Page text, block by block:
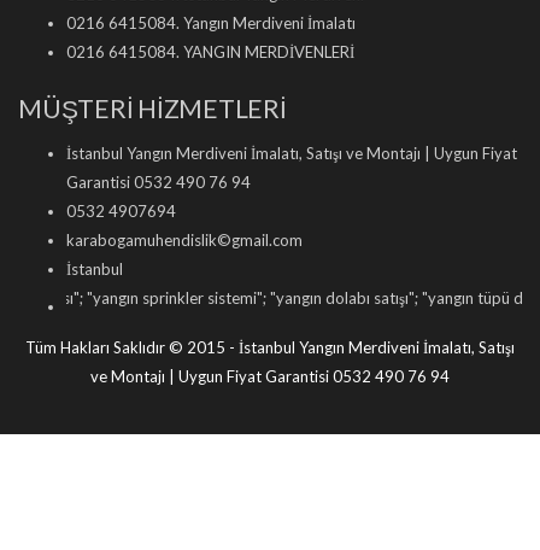
0216 6415084. Yangın Merdiveni İmalatı
0216 6415084. YANGIN MERDİVENLERİ
MÜŞTERİ HİZMETLERİ
İstanbul Yangın Merdiveni İmalatı, Satışı ve Montajı | Uygun Fiyat
Garantisi 0532 490 76 94
0532 4907694
karabogamuhendislik©gmail.com
İstanbul
yangın sprinkler sistemi"; "yangın dolabı satışı"; "yangın tüpü dolumu"; "
Tüm Hakları Saklıdır © 2015 - İstanbul Yangın Merdiveni İmalatı, Satışı
ve Montajı | Uygun Fiyat Garantisi 0532 490 76 94